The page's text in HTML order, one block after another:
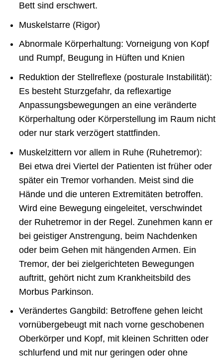
Bett sind erschwert.
Muskelstarre (Rigor)
Abnormale Körperhaltung: Vorneigung von Kopf
und Rumpf, Beugung in Hüften und Knien
Reduktion der Stellreflexe (posturale Instabilität):
Es besteht Sturzgefahr, da reflexartige
Anpassungsbewegungen an eine veränderte
Körperhaltung oder Körperstellung im Raum nicht
oder nur stark verzögert stattfinden.
Muskelzittern vor allem in Ruhe (Ruhetremor):
Bei etwa drei Viertel der Patienten ist früher oder
später ein Tremor vorhanden. Meist sind die
Hände und die unteren Extremitäten betroffen.
Wird eine Bewegung eingeleitet, verschwindet
der Ruhetremor in der Regel. Zunehmen kann er
bei geistiger Anstrengung, beim Nachdenken
oder beim Gehen mit hängenden Armen. Ein
Tremor, der bei zielgerichteten Bewegungen
auftritt, gehört nicht zum Krankheitsbild des
Morbus Parkinson.
Verändertes Gangbild: Betroffene gehen leicht
vornübergebeugt mit nach vorne geschobenen
Oberkörper und Kopf, mit kleinen Schritten oder
schlurfend und mit nur geringen oder ohne